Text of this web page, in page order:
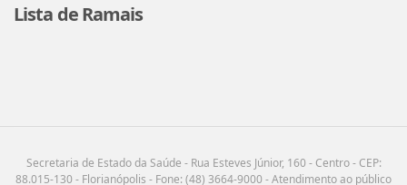
Lista de Ramais
Secretaria de Estado da Saúde - Rua Esteves Júnior, 160 - Centro - CEP:
88.015-130 - Florianópolis - Fone: (48) 3664-9000 - Atendimento ao público